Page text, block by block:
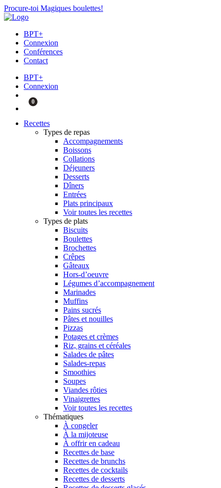
Procure-toi Magiques boulettes!
BPT+
Connexion
Conférences
Contact
BPT+
Connexion
0
Recettes
Types de repas
Accompagnements
Boissons
Collations
Déjeuners
Desserts
Dîners
Entrées
Plats principaux
Voir toutes les recettes
Types de plats
Biscuits
Boulettes
Brochettes
Crêpes
Gâteaux
Hors-d’oeuvre
Légumes d’accompagnement
Marinades
Muffins
Pains sucrés
Pâtes et nouilles
Pizzas
Potages et crèmes
Riz, grains et céréales
Salades de pâtes
Salades-repas
Smoothies
Soupes
Viandes rôties
Vinaigrettes
Voir toutes les recettes
Thématiques
À congeler
À la mijoteuse
À offrir en cadeau
Recettes de base
Recettes de brunchs
Recettes de cocktails
Recettes de desserts